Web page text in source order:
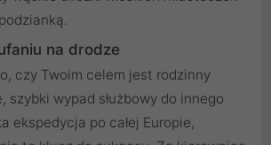
na drodze
czy Twoim celem jest rodzinny
szybki wypad służbowy do innego
ekspedycja po całej Europie,